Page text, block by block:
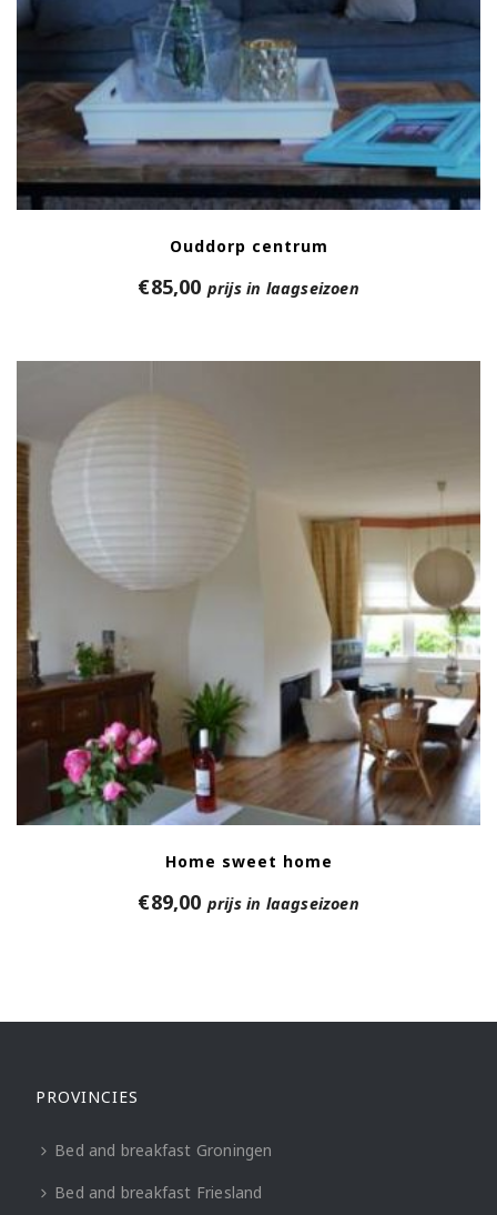
Ouddorp centrum
€85,00 prijs in laagseizoen
Home sweet home
€89,00 prijs in laagseizoen
PROVINCIES
Bed and breakfast Groningen
Bed and breakfast Friesland